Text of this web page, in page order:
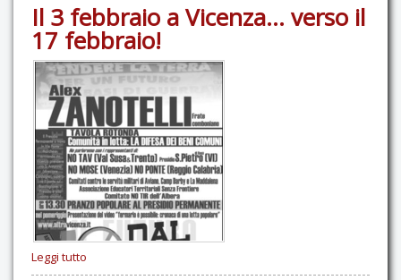
Il 3 febbraio a Vicenza... verso il
17 febbraio!
Leggi tutto